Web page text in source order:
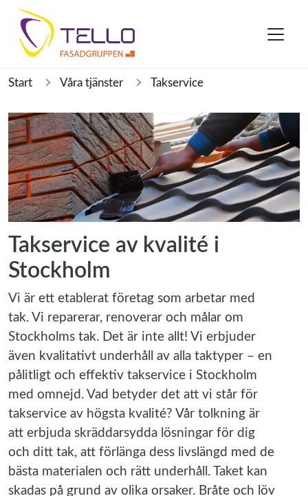
Start Våra tjänster Takservice
Takservice av kvalité i
Stockholm
Vi är ett etablerat företag som arbetar med
tak. Vi reparerar, renoverar och målar om
Stockholms tak. Det är inte allt! Vi erbjuder
även kvalitativt underhåll av alla taktyper – en
pålitligt och effektiv takservice i Stockholm
med omnejd. Vad betyder det att vi står för
takservice av högsta kvalité? Vår tolkning är
att erbjuda skräddarsydda lösningar för dig
och ditt tak, att förlänga dess livslängd med de
bästa materialen och rätt underhåll. Taket kan
skadas på grund av olika orsaker. Bråte och löv